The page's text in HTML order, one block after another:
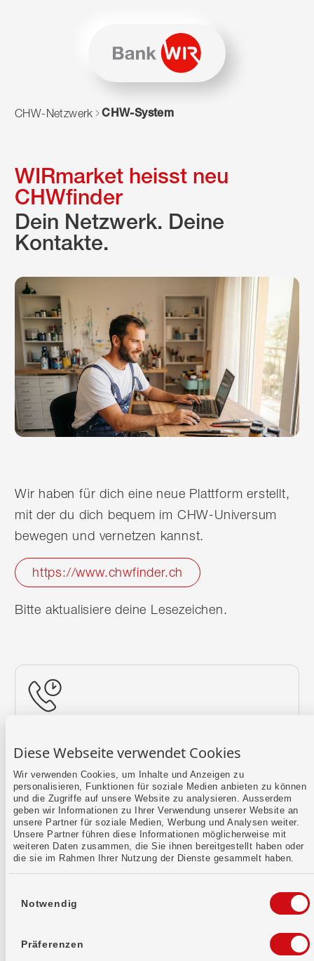
Diese Webseite verwendet Cookies
Wir verwenden Cookies, um Inhalte und Anzeigen zu
personalisieren, Funktionen für soziale Medien anbieten zu können
und die Zugriffe auf unsere Website zu analysieren. Ausserdem
geben wir Informationen zu Ihrer Verwendung unserer Website an
unsere Partner für soziale Medien, Werbung und Analysen weiter.
Unsere Partner führen diese Informationen möglicherweise mit
weiteren Daten zusammen, die Sie ihnen bereitgestellt haben oder
die sie im Rahmen Ihrer Nutzung der Dienste gesammelt haben.
Notwendig
Präferenzen
Zum Navigieren dieser Seite wird JavaScript benötigt.
CHW-Netzwerk CHW-System
WIRmarket heisst neu
CHWfinder
Dein Netzwerk. Deine
Kontakte.
Wir haben für dich eine neue Plattform erstellt,
mit der du dich bequem im CHW-Universum
bewegen und vernetzen kannst.
https://www.chwfinder.ch
Bitte aktualisiere deine Lesezeichen.
Mehr erfahren
Kontaktformular